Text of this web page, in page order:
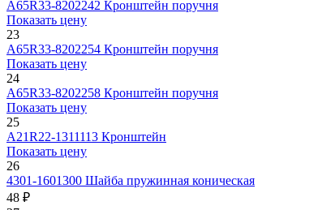
А65R33-8202242 Кронштейн поручня
Показать цену
23
А65R33-8202254 Кронштейн поручня
Показать цену
24
А65R33-8202258 Кронштейн поручня
Показать цену
25
А21R22-1311113 Кронштейн
Показать цену
26
4301-1601300 Шайба пружинная коническая
48 ₽